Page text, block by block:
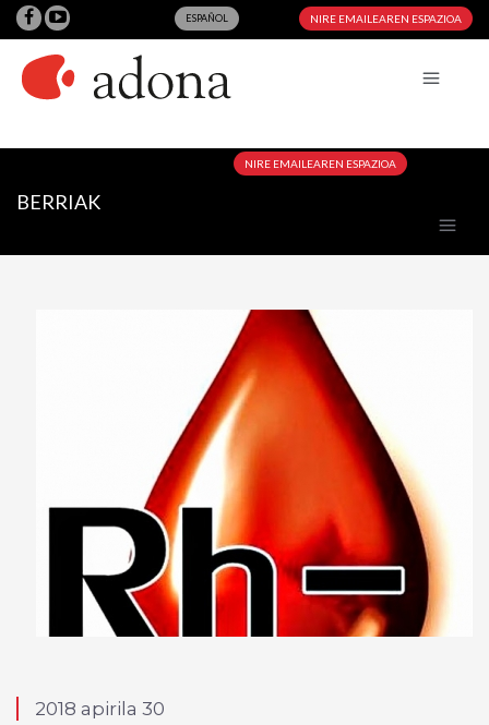
ESPAÑOL NIRE EMAILEAREN ESPAZIOA
NIRE EMAILEAREN ESPAZIOA
BERRIAK
2018 apirila 30